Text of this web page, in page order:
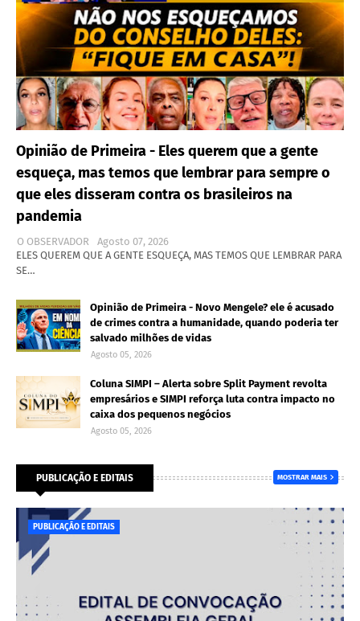
Opinião de Primeira - Eles querem que a gente
esqueça, mas temos que lembrar para sempre o
que eles disseram contra os brasileiros na
pandemia
O OBSERVADOR
Agosto 07, 2026
ELES QUEREM QUE A GENTE ESQUEÇA, MAS TEMOS QUE LEMBRAR PARA
SE…
Opinião de Primeira - Novo Mengele? ele é acusado
de crimes contra a humanidade, quando poderia ter
salvado milhões de vidas
Agosto 05, 2026
Coluna SIMPI – Alerta sobre Split Payment revolta
empresários e SIMPI reforça luta contra impacto no
caixa dos pequenos negócios
Agosto 05, 2026
PUBLICAÇÃO E EDITAIS MOSTRAR MAIS
PUBLICAÇÃO E EDITAIS